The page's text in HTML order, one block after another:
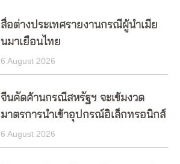
สื่อต่างประเทศรายงานกรณีผู้นำเมีย
นมาเยือนไทย
6 August 2026
จีนคัดค้านกรณีสหรัฐฯ จะเข้มงวด
มาตรการนำเข้าอุปกรณ์อิเล็กทรอนิกส์
6 August 2026